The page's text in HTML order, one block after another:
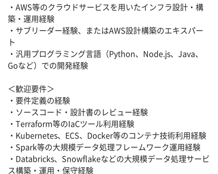
・AWS等のクラウドサービスを用いたインフラ設計・構
築・運用経験
・サブリーダー経験、またはAWS設計構築のエキスパー
ト
・汎用プログラミング言語（Python、Node.js、Java、
Goなど）での開発経験
＜歓迎要件＞
・要件定義の経験
・ソースコード・設計書のレビュー経験
・Terraform等のIaCツール利用経験
・Kubernetes、ECS、Docker等のコンテナ技術利用経験
・Spark等の大規模データ処理フレームワーク運用経験
・Databricks、Snowflakeなどの大規模データ処理サービ
ス構築・運用・保守経験